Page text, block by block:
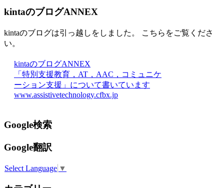
kintaのブログANNEX
kintaのブログは引っ越しをしました。 こちらをご覧くださ
い。
kintaのブログANNEX
「特別支援教育，AT，AAC，コミュニケ
ーション支援」について書いています
www.assistivetechnology.cfbx.jp
Google検索
Google翻訳
Select Language ▼